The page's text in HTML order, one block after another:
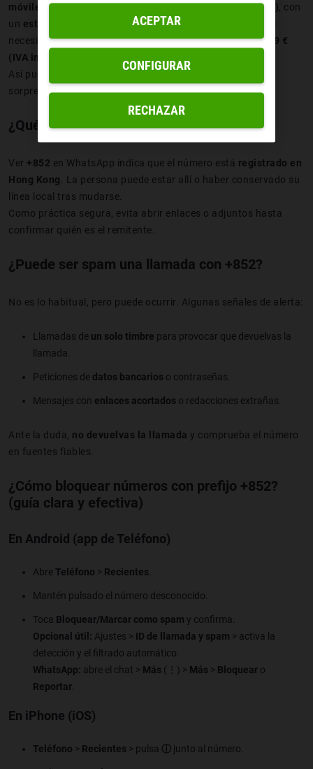
móviles
tienen un coste de1,1 € por minuto (IVA incluido), con
un establecimiento de llamada de 0,9 € (IVA incluido)
necesitas enviar unSMS internacional, su precio es de 0,9 €
(IVA incluido)
Así puedes programar tus
sorpresas y con tarifas competitivas fuera de Europa.
¿Qué significa +852 en WhatsApp?
Ver +852 en WhatsApp indica que el número está registrado en
Hong Kong. La persona puede estar allí o haber conservado su
línea local tras mudarse.
Como práctica segura, evita abrir enlaces o adjuntos hasta
confirmar quién es el remitente.
¿Puede ser spam una llamada con +852?
No es lo habitual, pero puede ocurrir. Algunas señales de alerta:
Llamadas de un solo timbre para provocar que devuelvas la
llamada.
Peticiones de datos bancarios o contraseñas.
Mensajes con enlaces acortados o redacciones extrañas.
Ante la duda, no devuelvas la llamada y comprueba el número
en fuentes fiables.
¿Cómo bloquear números con prefijo +852?
(guía clara y efectiva)
En Android (app de Teléfono)
Abre Teléfono > Recientes.
Mantén pulsado el número desconocido.
Toca Bloquear/Marcar como spam y confirma.
Opcional útil: Ajustes > ID de llamada y spam > activa la
detección y el filtrado automático.
WhatsApp: abre el chat > Más (⋮) > Más > Bloquear o
Reportar.
En iPhone (iOS)
Teléfono > Recientes > pulsa ⓘ junto al número.
RECHAZAR
ACEPTAR
CONFIGURAR